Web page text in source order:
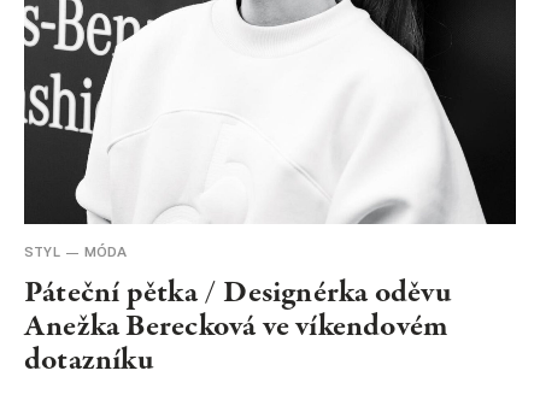
STYL MÓDA
Páteční pětka / Designérka oděvu
Anežka Berecková ve víkendovém
dotazníku